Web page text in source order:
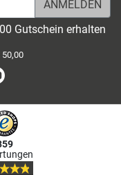
Gutschein erhalten